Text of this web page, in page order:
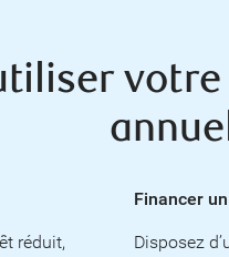
réduit,
Financer
Disposez